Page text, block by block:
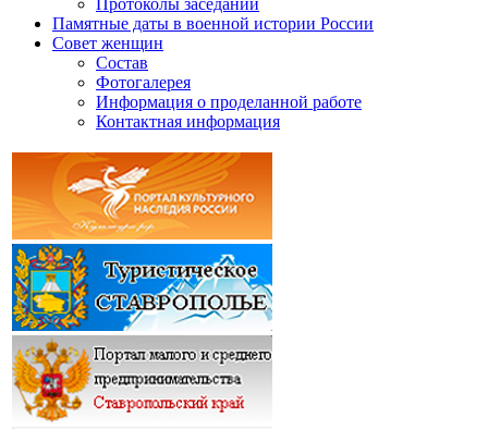
Протоколы заседаний
Памятные даты в военной истории России
Совет женщин
Состав
Фотогалерея
Информация о проделанной работе
Контактная информация